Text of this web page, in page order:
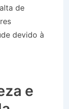
de
devido à
e